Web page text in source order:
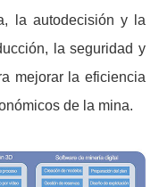
la autodecisión y la
la seguridad y
mejorar la eficiencia
de la mina.